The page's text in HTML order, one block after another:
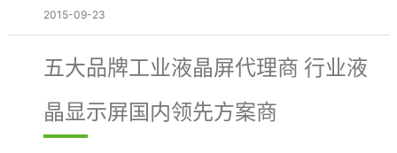
2015-09-23
五大品牌工业液晶屏代理商 行业液
晶显示屏国内领先方案商